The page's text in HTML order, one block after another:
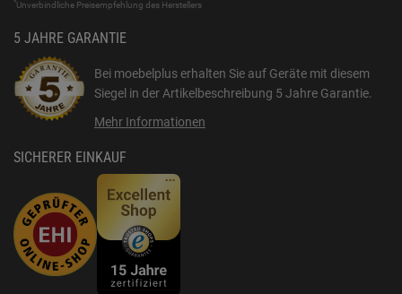
*Unverbindliche Preisempfehlung des Herstellers
5 JAHRE GARANTIE
Bei moebelplus erhalten Sie auf Geräte mit diesem
Siegel in der Artikelbeschreibung 5 Jahre Garantie.
Mehr Informationen
SICHERER EINKAUF